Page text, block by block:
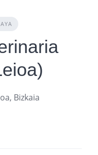
Bizkaia